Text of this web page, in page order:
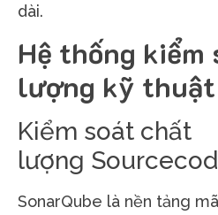
dài.
Hệ thống kiểm
lượng kỹ
Kiểm soát chất
lượng
SonarQube là nền tảng